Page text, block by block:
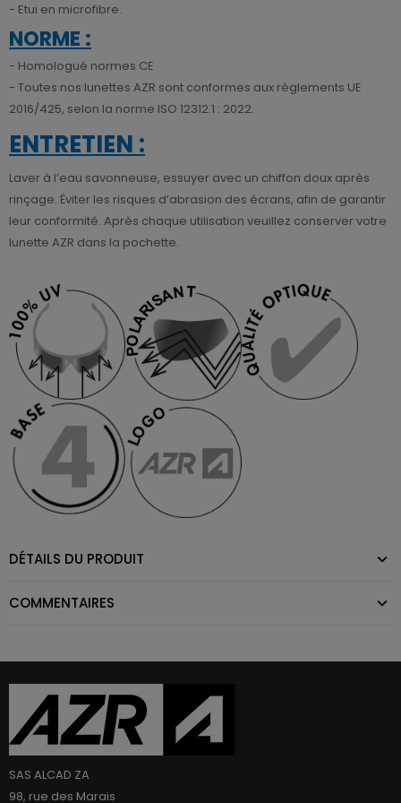
- Etui en microfibre.
NORME :
- Homologué normes CE
- Toutes nos lunettes AZR sont conformes aux règlements UE
2016/425, selon la norme ISO 12312.1 : 2022.
ENTRETIEN :
Laver à l’eau savonneuse, essuyer avec un chiffon doux après
rinçage. Éviter les risques d’abrasion des écrans, afin de garantir
leur conformité. Après chaque utilisation veuillez conserver votre
lunette AZR dans la pochette.
DÉTAILS DU PRODUIT
COMMENTAIRES
SAS ALCAD ZA
98, rue des Marais